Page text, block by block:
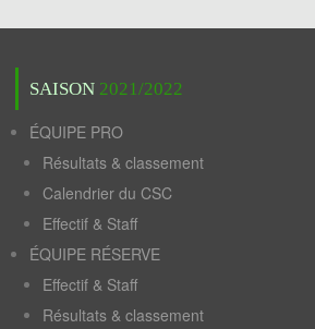
SAISON 2021/2022
ÉQUIPE PRO
Résultats & classement
Calendrier du CSC
Effectif & Staff
ÉQUIPE RÉSERVE
Effectif & Staff
Résultats & classement